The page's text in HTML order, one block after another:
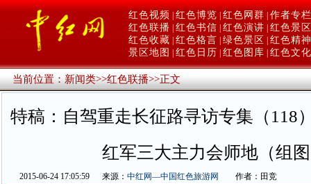
红色视频 红色博览 红色网群 作者专栏
红色联播 红色书信 红色演讲 红色景区
红色收藏 红色格言 绿色景区
红色精神
景区地图
红色日历 红色图库 红色文化
当前位置：新闻类>>红色联播>>正文
特稿：自驾重走长征路寻访专集（
红军三大主力会师地（组
2015-06-24 17:05:59 来源： 中红网—中国红色旅游网
作者：田竞